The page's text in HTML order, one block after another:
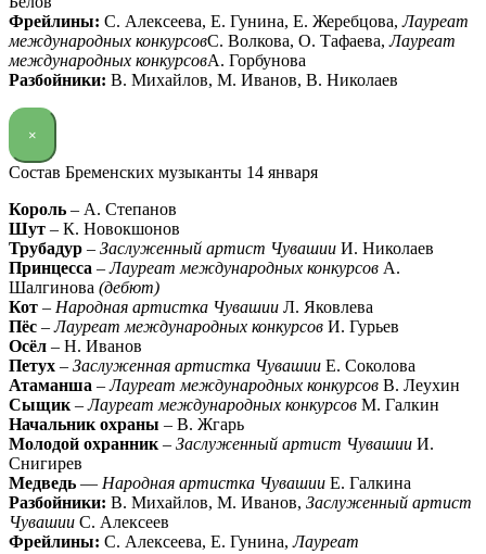
Фрейлины: С. Алексеева, Е. Гунина, Е. Жеребцова,Лауреат
международных конкурсовС. Волкова, О. Тафаева,Лауреат
международных конкурсовА. Горбунова
Разбойники: В. Михайлов, М. Иванов, В. Николаев
×
Состав Бременских музыканты 14 января
Король – А. Степанов
Шут – К. Новокшонов
Трубадур – Заслуженный артист Чувашии И. Николаев
Принцесса –Лауреат международных конкурсов А.
Шалгинова (дебют)
Кот – Народная артистка Чувашии Л. Яковлева
Пёс –Лауреат международных конкурсов И. Гурьев
Осёл – Н. Иванов
Петух – Заслуженная артистка Чувашии Е. Соколова
Атаманша –Лауреат международных конкурсов В. Леухин
Сыщик –Лауреат международных конкурсов М. Галкин
Начальник охраны – В. Жгарь
Молодой охранник – Заслуженный артист Чувашии И.
Снигирев
Медведь — Народная артистка Чувашии Е. Галкина
Разбойники: В. Михайлов, М. Иванов, Заслуженный артист
Чувашии С. Алексеев
Фрейлины: С. Алексеева, Е. Гунина,Лауреат